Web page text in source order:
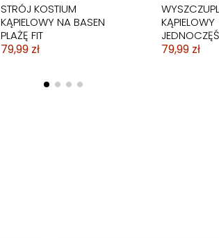
STRÓJ KOSTIUM
KĄPIELOWY NA BASEN
PLAŻĘ FIT
79,99 zł
KĄPIELOWY
79,99 zł